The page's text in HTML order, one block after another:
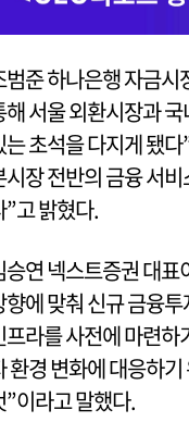
범준 하나은행 자금
해 서울 외환시장과
는 초석을 다지게 됐
시장 전반의 금융 서
”고 밝혔다.
승연 넥스트증권 대표
향에 맞춰 신규 금융
프라를 사전에 마련하
환경 변화에 대응하
”이라고 말했다.